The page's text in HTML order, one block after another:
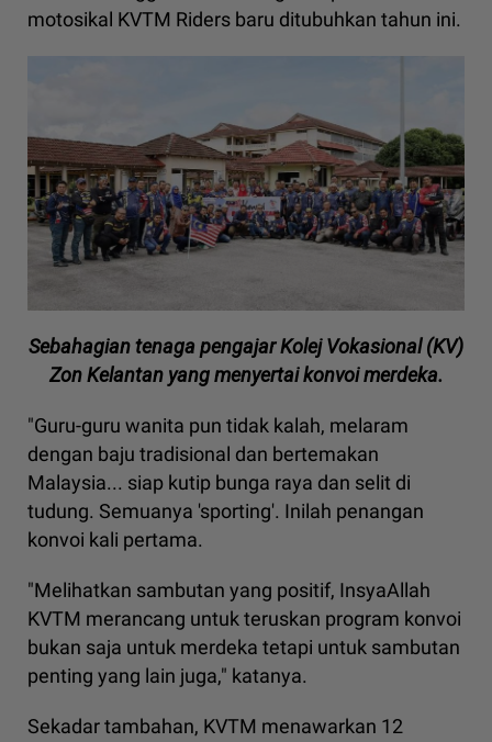
motosikal KVTM Riders baru ditubuhkan tahun ini.
Sebahagian tenaga pengajar Kolej Vokasional (KV)
Zon Kelantan yang menyertai konvoi merdeka.
"Guru-guru wanita pun tidak kalah, melaram
dengan baju tradisional dan bertemakan
Malaysia... siap kutip bunga raya dan selit di
tudung. Semuanya 'sporting'. Inilah penangan
konvoi kali pertama.
"Melihatkan sambutan yang positif, InsyaAllah
KVTM merancang untuk teruskan program konvoi
bukan saja untuk merdeka tetapi untuk sambutan
penting yang lain juga," katanya.
Sekadar tambahan, KVTM menawarkan 12